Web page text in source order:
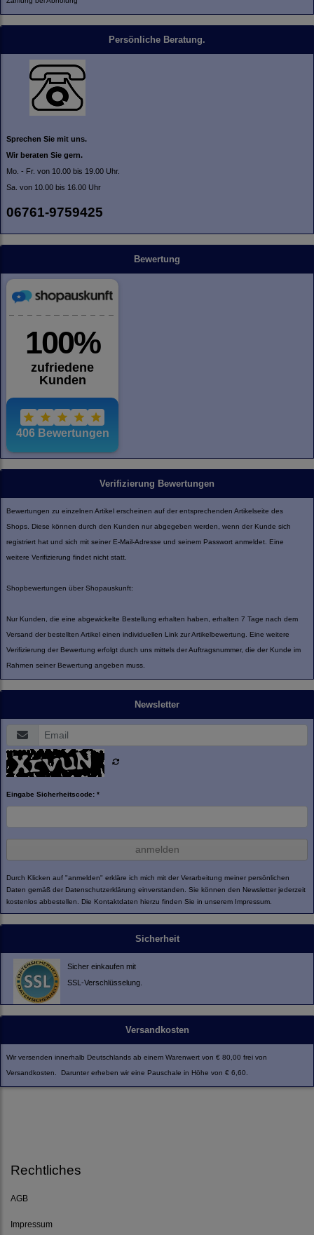
Persönliche Beratung.
Sprechen Sie mit uns.
Wir beraten Sie gern.
Mo. - Fr. von 10.00 bis 19.00 Uhr.
Sa. von 10.00 bis 16.00 Uhr
06761-9759425
Bewertung
Verifizierung Bewertungen
Bewertungen zu einzelnen Artikel erscheinen auf der entsprechenden Artikelseite des
Shops. Diese können durch den Kunden nur abgegeben werden, wenn der Kunde sich
registriert hat und sich mit seiner E-Mail-Adresse und seinem Passwort anmeldet. Eine
weitere Verifizierung findet nicht statt.
Shopbewertungen über Shopauskunft:
Nur Kunden, die eine abgewickelte Bestellung erhalten haben, erhalten 7 Tage nach dem
Versand der bestellten Artikel einen individuellen Link zur Artikelbewertung. Eine weitere
Verifizierung der Bewertung erfolgt durch uns mittels der Auftragsnummer, die der Kunde im
Rahmen seiner Bewertung angeben muss.
Newsletter
Eingabe Sicherheitscode: *
anmelden
Durch Klicken auf "anmelden" erkläre ich mich mit der Verarbeitung meiner persönlichen
Daten gemäß der Datenschutzerklärung einverstanden. Sie können den Newsletter jederzeit
kostenlos abbestellen. Die Kontaktdaten hierzu finden Sie in unserem Impressum.
Sicherheit
Sicher einkaufen mit
SSL-Verschlüsselung.
Versandkosten
Wir versenden innerhalb Deutschlands ab einem Warenwert von € 80,00 frei von
Versandkosten. Darunter erheben wir eine Pauschale in Höhe von € 6,60.
Rechtliches
AGB
Impressum